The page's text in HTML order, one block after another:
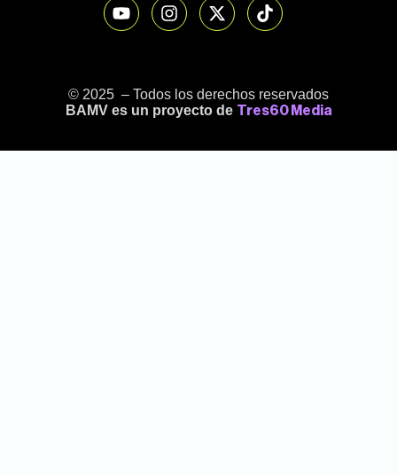
© 2025 – Todos los derechos reservados
BAMV es un proyecto de Tres60 Media